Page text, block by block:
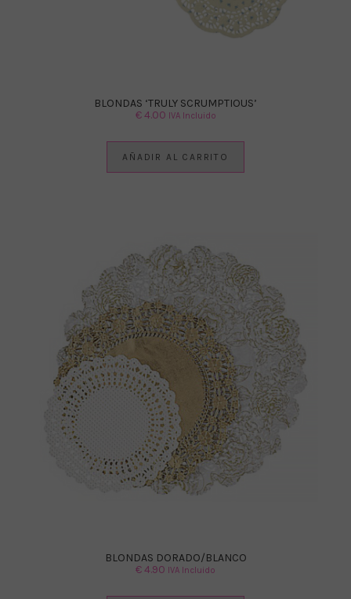
BLONDAS ‘TRULY SCRUMPTIOUS’
€4.00 IVA Incluido
AÑADIR AL CARRITO
BLONDAS DORADO/BLANCO
€4.90 IVA Incluido